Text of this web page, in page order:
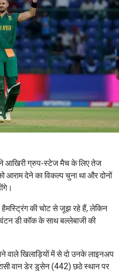
आखिरी ग्रुप-स्टेज मैच के लिए तेज
आराम देने का विकल्प चुना था और दोनों
हैमस्ट्रिंग की चोट से जूझ रहे हैं, लेकिन
डी कॉक के साथ बल्लेबाजी की
वाले खिलाड़ियों में से दो उनके लाइनअप
वान डेर डुसेन (442) छठे स्थान पर